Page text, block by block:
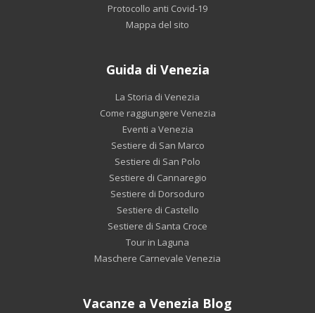
Protocollo anti Covid-19
Mappa del sito
Guida di Venezia
La Storia di Venezia
Come raggiungere Venezia
Eventi a Venezia
Sestiere di San Marco
Sestiere di San Polo
Sestiere di Cannaregio
Sestiere di Dorsoduro
Sestiere di Castello
Sestiere di Santa Croce
Tour in Laguna
Maschere Carnevale Venezia
Vacanze a Venezia Blog